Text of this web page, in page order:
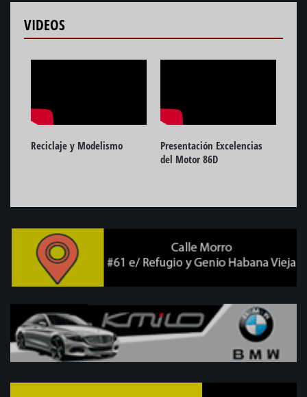
VIDEOS
Reciclaje y Modelismo
Presentación Excelencias
del Motor 86D